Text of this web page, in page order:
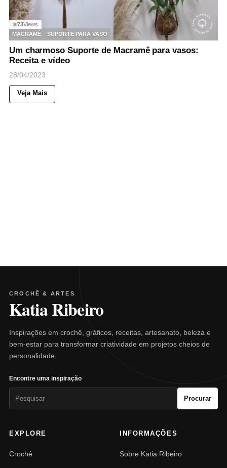
◉73Views
MACRAMÊ
SUPORTE PARA VASO
Um charmoso Suporte de Macramê para vasos:
Receita e vídeo
28/04/2023
Veja Mais
CROCHÊ & ARTES
Katia Ribeiro
Inspirações em crochê, gráficos, receitas, artesanato, beleza e
bem-estar para transformar criatividade em projetos cheios de
personalidade.
Encontre uma inspiração
Procurar
EXPLORE
Crochê
INFORMAÇÕES
Sobre Katia Ribeiro